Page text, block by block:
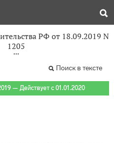
РФ от 18.09.2019 N
1205
Поиск в тексте
— Действует с 01.01.2020